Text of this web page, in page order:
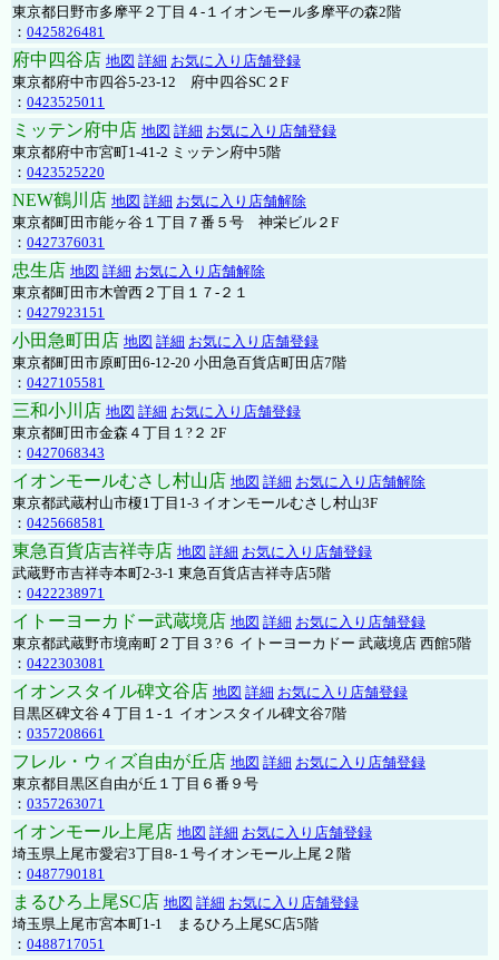
東京都日野市多摩平２丁目４-１イオンモール多摩平の森2階
： 0425826481
府中四谷店 地図 詳細 お気に入り店舗登録
東京都府中市四谷5-23-12 府中四谷SC２F
： 0423525011
ミッテン府中店 地図 詳細 お気に入り店舗登録
東京都府中市宮町1-41-2 ミッテン府中5階
： 0423525220
NEW鶴川店 地図 詳細 お気に入り店舗解除
東京都町田市能ヶ谷１丁目７番５号 神栄ビル２F
： 0427376031
忠生店 地図 詳細 お気に入り店舗解除
東京都町田市木曽西２丁目１７-２１
： 0427923151
小田急町田店 地図 詳細 お気に入り店舗登録
東京都町田市原町田6-12-20 小田急百貨店町田店7階
： 0427105581
三和小川店 地図 詳細 お気に入り店舗登録
東京都町田市金森４丁目１?２ 2F
： 0427068343
イオンモールむさし村山店 地図 詳細 お気に入り店舗解除
東京都武蔵村山市榎1丁目1-3 イオンモールむさし村山3F
： 0425668581
東急百貨店吉祥寺店 地図 詳細 お気に入り店舗登録
武蔵野市吉祥寺本町2-3-1 東急百貨店吉祥寺店5階
： 0422238971
イトーヨーカドー武蔵境店 地図 詳細 お気に入り店舗登録
東京都武蔵野市境南町２丁目３?６ イトーヨーカドー 武蔵境店 西館5階
： 0422303081
イオンスタイル碑文谷店 地図 詳細 お気に入り店舗登録
目黒区碑文谷４丁目１-１ イオンスタイル碑文谷7階
： 0357208661
フレル・ウィズ自由が丘店 地図 詳細 お気に入り店舗登録
東京都目黒区自由が丘１丁目６番９号
： 0357263071
イオンモール上尾店 地図 詳細 お気に入り店舗登録
埼玉県上尾市愛宕3丁目8-１号イオンモール上尾２階
： 0487790181
まるひろ上尾SC店 地図 詳細 お気に入り店舗登録
埼玉県上尾市宮本町1-1 まるひろ上尾SC店5階
： 0488717051